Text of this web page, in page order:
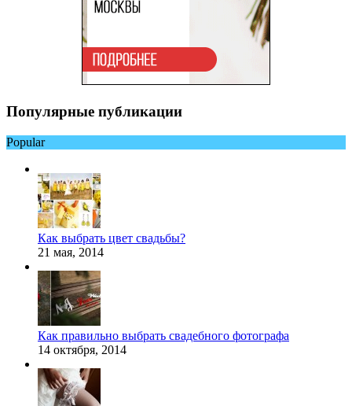
Популярные публикации
Popular
Как выбрать цвет свадьбы?
21 мая, 2014
Как правильно выбрать свадебного фотографа
14 октября, 2014